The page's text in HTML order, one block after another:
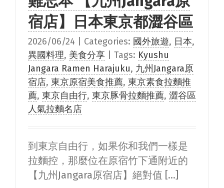
宿店】日本東京都澀谷區
2026/06/24 Categories: 國外旅遊, 日本,
異國料理, 美食分享 Tags: Kyushu
Jangara Ramen Harajuku, 九州Jangara原
宿店, 東京原宿美食推薦, 東京素食拉麵推
薦, 東京自由行, 東京豚骨拉麵推薦, 澀谷區
人氣拉麵名店
到東京自由行，如果你和我們一樣是
拉麵控，那麼位在原宿竹下通附近的
【九州Jangara原宿店】絕對值 [...]